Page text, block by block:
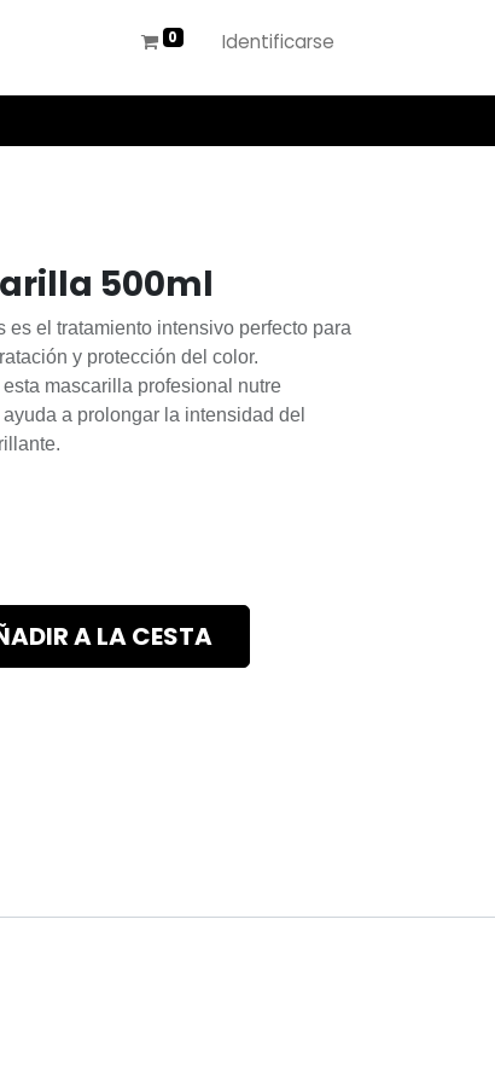
Identificarse
500ml
el tratamiento intensivo perfecto para
y protección del color.
mascarilla profesional nutre
a prolongar la intensidad del
A LA CESTA